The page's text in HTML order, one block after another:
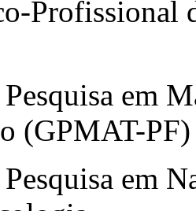
Profissional
em
(GPMAT-PF)
em